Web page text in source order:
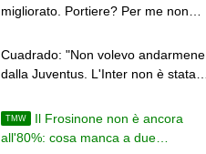
migliorato. Portiere? Per me non
Cuadrado: "Non volevo andarmene
dalla Juventus. L'Inter non è stata
TMW
Il Frosinone non è ancora
all'80%: cosa manca a due